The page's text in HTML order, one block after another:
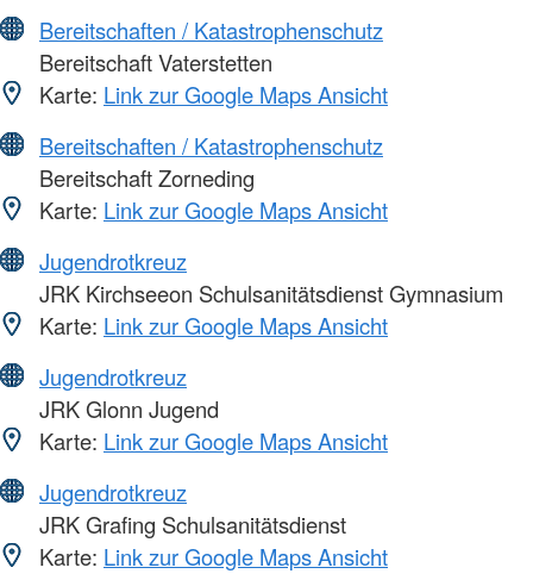
Bereitschaften / Katastrophenschutz
Bereitschaft Vaterstetten
Karte: Link zur Google Maps Ansicht
Bereitschaften / Katastrophenschutz
Bereitschaft Zorneding
Karte: Link zur Google Maps Ansicht
Jugendrotkreuz
JRK Kirchseeon Schulsanitätsdienst Gymnasium
Karte: Link zur Google Maps Ansicht
Jugendrotkreuz
JRK Glonn Jugend
Karte: Link zur Google Maps Ansicht
Jugendrotkreuz
JRK Grafing Schulsanitätsdienst
Karte: Link zur Google Maps Ansicht